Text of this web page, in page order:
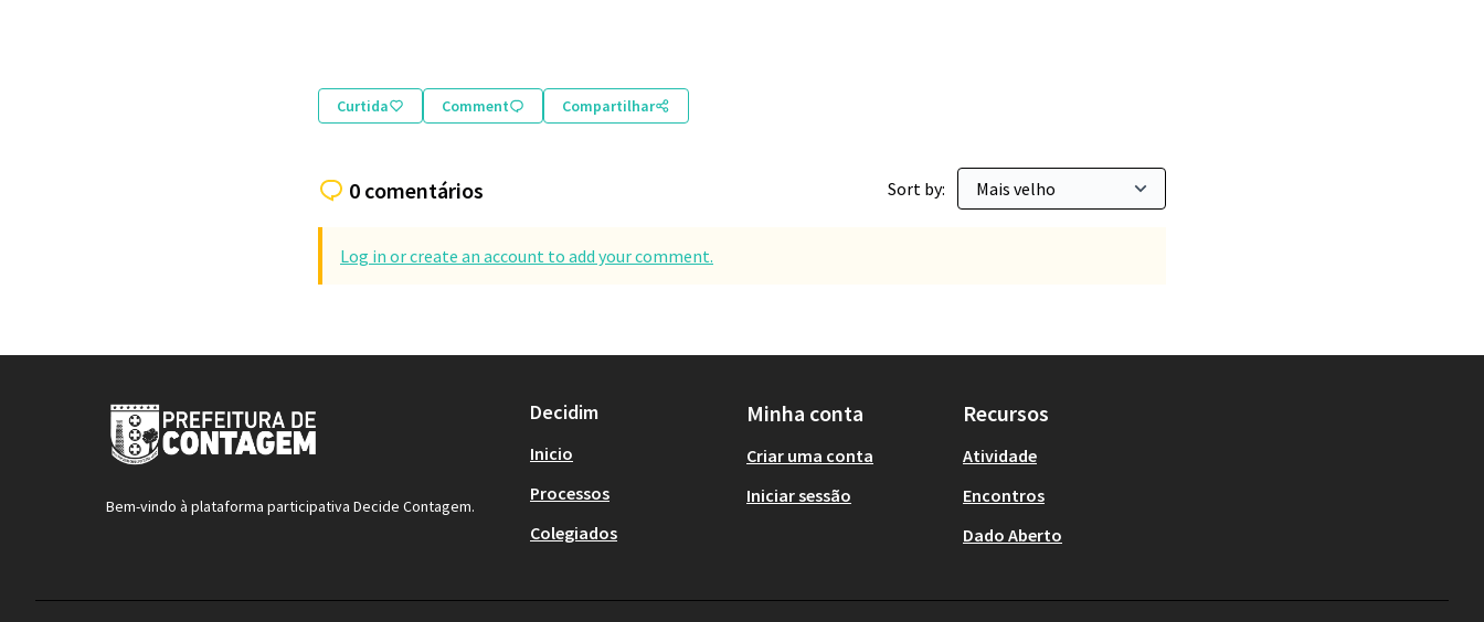
Curtida Comment Compartilhar
0 comentários Sort by:
Log in or create an account to add your comment.
Bem-vindo à plataforma participativa Decide Contagem.
Decidim
Inicio
Processos
Colegiados
Minha conta
Criar uma conta
Iniciar sessão
Recursos
Atividade
Encontros
Dado Aberto